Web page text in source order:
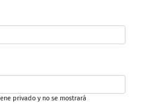
privado y no se mostrará